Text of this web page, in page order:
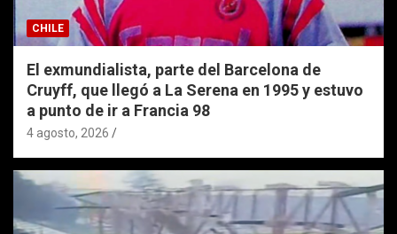
CHILE
El exmundialista, parte del Barcelona de
Cruyff, que llegó a La Serena en 1995 y estuvo
a punto de ir a Francia 98
4 agosto, 2026